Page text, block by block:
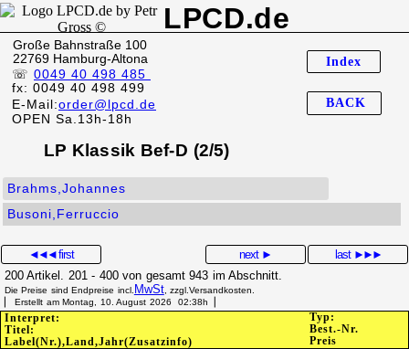
LPCD.de
Große Bahnstraße 100
22769 Hamburg-Altona
☏ 0049 40 498 485
fx: 0049 40 498 499
E-Mail:order@lpcd.de
OPEN Sa.13h-18h
Index
BACK
LP Klassik Bef-D (2/5)
Brahms,Johannes
Busoni,Ferruccio
◄◄◄first next ► last ►►►
200 Artikel. 201 - 400 von gesamt 943 im Abschnitt.
Die Preise sind Endpreise incl. MwSt, zzgl.Versandkosten.
▏ Erstellt am Montag, 10. August 2026 02:38h▕
Interpret:
Titel:
Label(Nr.),Land,Jahr(Zusatzinfo)
Typ:
Best.-Nr.
Preis